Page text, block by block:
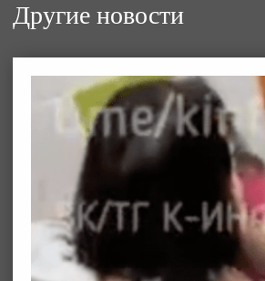
Другие новости